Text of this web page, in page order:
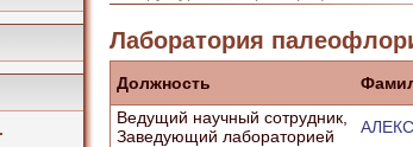
Лаборатория
Должность
Ведущий научный сотрудник,
Заведующий лабораторией